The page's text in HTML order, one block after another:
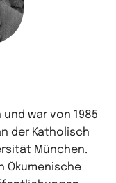
und war von 1985
der Katholisch
München.
Ökumenische